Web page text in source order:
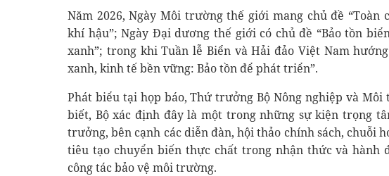
Năm 2026, Ngày Môi trường thế giới mang chủ đề “Toàn
khí hậu”; Ngày Đại dương thế giới có chủ đề “Bảo tồn
xanh”; trong khi Tuần lễ Biển và Hải đảo Việt Nam
xanh, kinh tế bền vững: Bảo tồn để phát triển”.
Phát biểu tại họp báo, Thứ trưởng Bộ Nông nghiệp và
biết, Bộ xác định đây là một trong những sự kiện trọng
trưởng, bên cạnh các diễn đàn, hội thảo chính sách, chuỗi
tiêu tạo chuyển biến thực chất trong nhận thức và hành
công tác bảo vệ môi trường.